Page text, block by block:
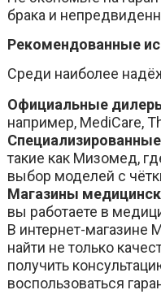
брака и
Рекомендованные
Среди наиболее
Официальные
например, MediCare,
такие как Мизомед,
выбор моделей с
Магазины
вы работаете в
В интернет-
найти не только
получить
воспользоваться